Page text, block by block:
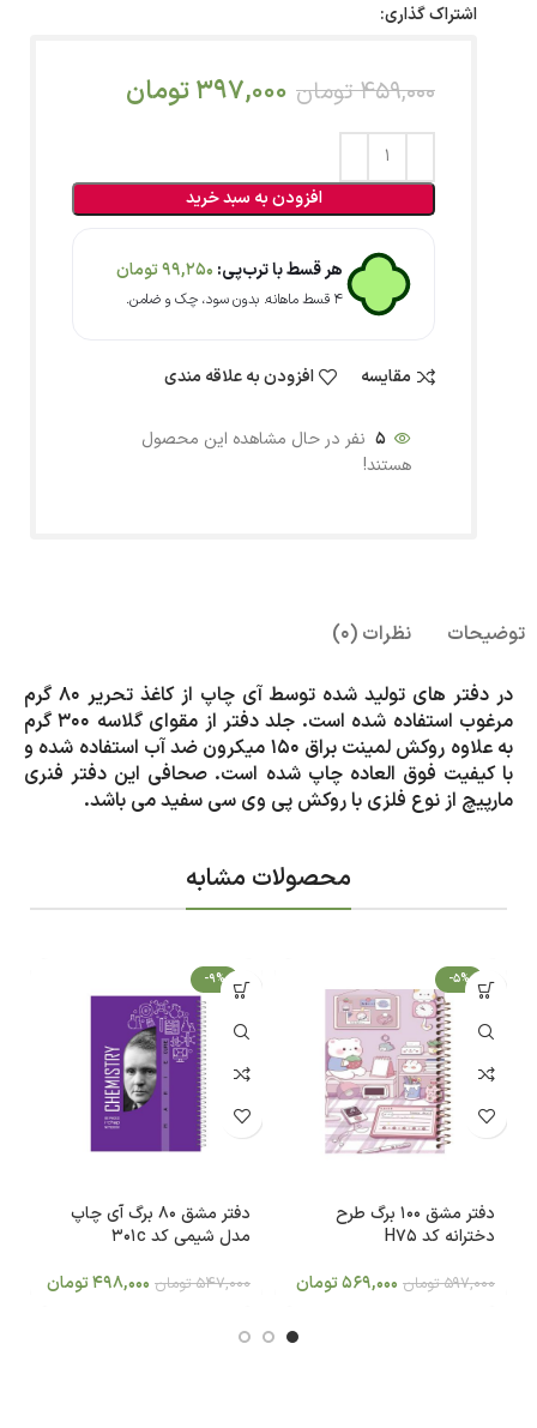
اشتراک گذاری:
459,000 تومان 397,000تومان
افزودن به سبد خرید
هر قسط با ترب‌پی: 99,250تومان
۴ قسط ماهانه. بدون سود، چک و ضامن.
مقایسه افزودن به علاقه مندی
5 نفر در حال مشاهده این محصول
هستند!
توضیحات نظرات (0)
در دفتر های تولید شده توسط آی چاپ از کاغذ تحریر 80 گرم
مرغوب استفاده شده است. جلد دفتر از مقوای گلاسه 300 گرم
به علاوه روکش لمینت براق 150 میکرون ضد آب استفاده شده و
با کیفیت فوق العاده چاپ شده است. صحافی این دفتر فنری
مارپیچ از نوع فلزی با روکش پی وی سی سفید می باشد.
محصولات مشابه
-5%
دفتر مشق 100 برگ طرح
دخترانه کد H75
597,000 تومان 569,000تومان
-9%
دفتر مشق 80 برگ آی چاپ
مدل شیمی کد 301c
547,000 تومان 498,000تومان